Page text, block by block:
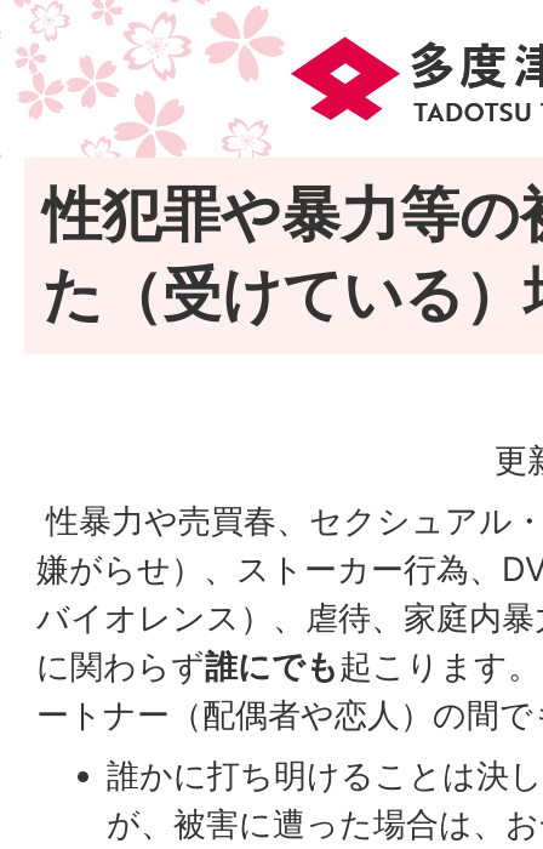
性犯罪や暴力等の
た（受けている
更
性暴力や売買春、セクシュアル
嫌がらせ）、ストーカー行為、
バイオレンス）、虐待、家庭内
に関わらず誰にでも起こります
ートナー（配偶者や恋人）の間
誰かに打ち明けることは決
が、被害に遭った場合は、